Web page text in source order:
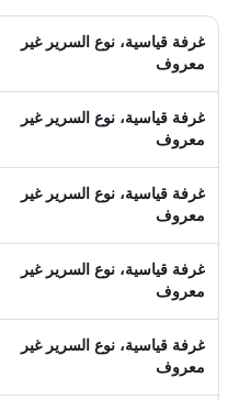
غرفة قياسية، نوع السرير غير
معروف
غرفة قياسية، نوع السرير غير
معروف
غرفة قياسية، نوع السرير غير
معروف
غرفة قياسية، نوع السرير غير
معروف
غرفة قياسية، نوع السرير غير
معروف